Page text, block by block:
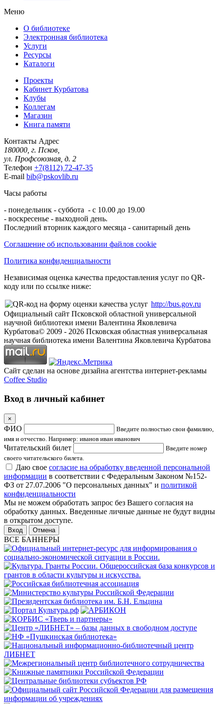
Меню
О библиотеке
Электронная библиотека
Услуги
Ресурсы
Каталоги
Проекты
Кабинет Курбатова
Клубы
Коллегам
Магазин
Книга памяти
Контакты Адрес
180000, г. Псков,
ул. Профсоюзная, д. 2
Телефон +7(8112) 72-47-35
E-mail bib@pskovlib.ru
Часы работы
- понедельник - суббота - с 10.00 до 19.00
- воскресенье - выходной день.
Последний вторник каждого месяца - санитарный день
Соглашение об использовании файлов cookie
Политика конфиденциальности
Независимая оценка качества предоставления услуг по QR-
коду или по ссылке ниже:
http://bus.gov.ru
Официальный сайт Псковской областной универсальной
научной библиотеки имени Валентина Яковлевича
Курбатова© 2009 - 2026 Псковская областная универсальная
научная библиотека имени Валентина Яковлевича Курбатова
Сайт сделан на основе дизайна агентства интернет-рекламы
Coffee Studio
Вход в личный кабинет
×
ФИО
Введите полностью свои фамилию,
имя и отчество. Например: иванов иван иванович
Читательский билет
Введите номер
своего читательского билета.
Даю свое согласие на обработку введенной персональной
информации в соответствии с Федеральным Законом №152-
ФЗ от 27.07.2006 "О персональных данных" и политикой
конфиденциальности
Мы не можем обработать запрос без Вашего согласия на
обработку данных. Введенные личные данные не будут видны
в открытом доступе.
Отмена
ВСЕ БАННЕРЫ